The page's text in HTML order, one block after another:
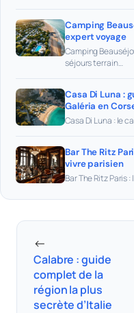
Camping
expert voyage
Camping
séjours terrain…
Casa Di Luna :
Galéria en
Casa Di Luna : le
Bar The Ritz
vivre parisien
Bar The Ritz Paris
←
Calabre : guide
complet de la
région la plus
secrète d’Italie